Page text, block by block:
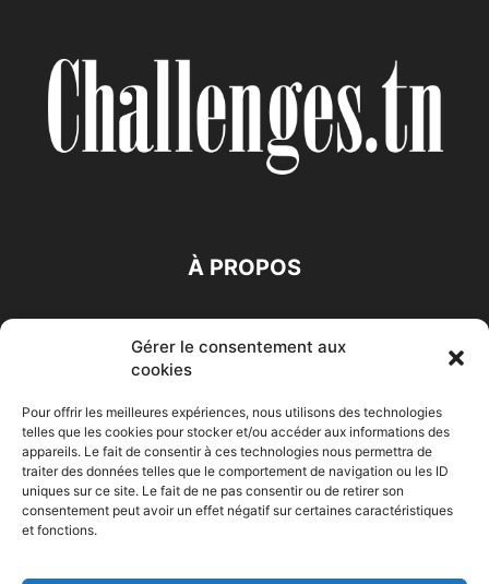
Gérer le consentement aux
cookies
Pour offrir les meilleures expériences, nous utilisons des technologies
telles que les cookies pour stocker et/ou accéder aux informations des
appareils. Le fait de consentir à ces technologies nous permettra de
traiter des données telles que le comportement de navigation ou les ID
uniques sur ce site. Le fait de ne pas consentir ou de retirer son
consentement peut avoir un effet négatif sur certaines caractéristiques
et fonctions.
À PROPOS
Accueil Economie Entreprises Entrepreneur
Maghreb